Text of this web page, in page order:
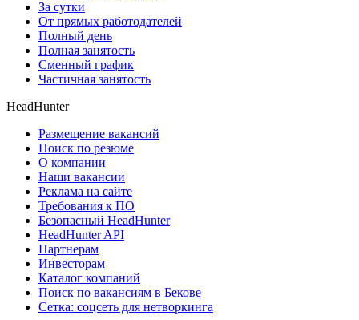
За сутки
От прямых работодателей
Полный день
Полная занятость
Сменный график
Частичная занятость
HeadHunter
Размещение вакансий
Поиск по резюме
О компании
Наши вакансии
Реклама на сайте
Требования к ПО
Безопасный HeadHunter
HeadHunter API
Партнерам
Инвесторам
Каталог компаний
Поиск по вакансиям в Бекове
Сетка: соцсеть для нетворкинга